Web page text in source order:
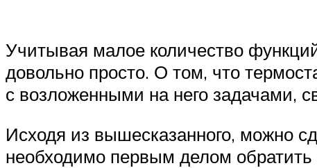
Учитывая малое количество
довольно просто. О том, что
с возложенными на него задачами,
Исходя из вышесказанного, можно
необходимо первым делом